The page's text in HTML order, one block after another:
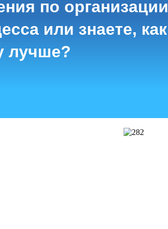
по организации
или знаете, как
лучше?